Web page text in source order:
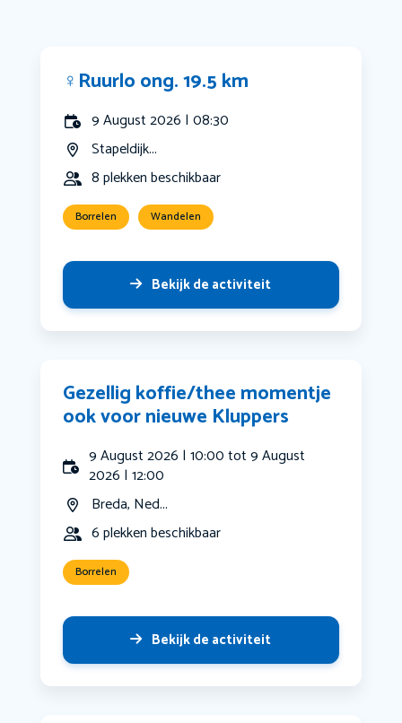
‍♀️Ruurlo ong. 19.5 km
9 August 2026 | 08:30
Stapeldijk...
8 plekken beschikbaar
Borrelen Wandelen
Bekijk de activiteit
Gezellig koffie/thee momentje
ook voor nieuwe Kluppers
9 August 2026 | 10:00 tot 9 August
2026 | 12:00
Breda, Ned...
6 plekken beschikbaar
Borrelen
Bekijk de activiteit